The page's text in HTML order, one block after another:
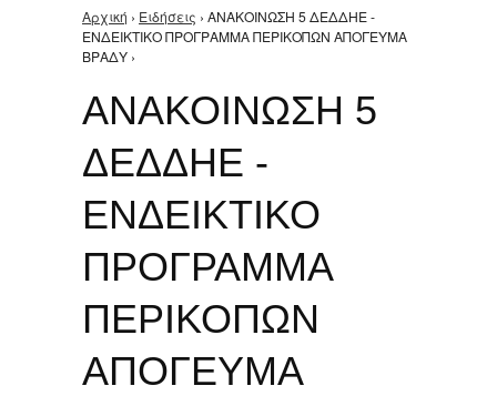
Είστε εδώ
Αρχική › Ειδήσεις › ΑΝΑΚΟΙΝΩΣΗ 5 ΔΕΔΔΗΕ -
ΕΝΔΕΙΚΤΙΚΟ ΠΡΟΓΡΑΜΜΑ ΠΕΡΙΚΟΠΩΝ ΑΠΟΓΕΥΜΑ
ΒΡΑΔΥ ›
ΑΝΑΚΟΙΝΩΣΗ 5
ΔΕΔΔΗΕ -
ΕΝΔΕΙΚΤΙΚΟ
ΠΡΟΓΡΑΜΜΑ
ΠΕΡΙΚΟΠΩΝ
ΑΠΟΓΕΥΜΑ